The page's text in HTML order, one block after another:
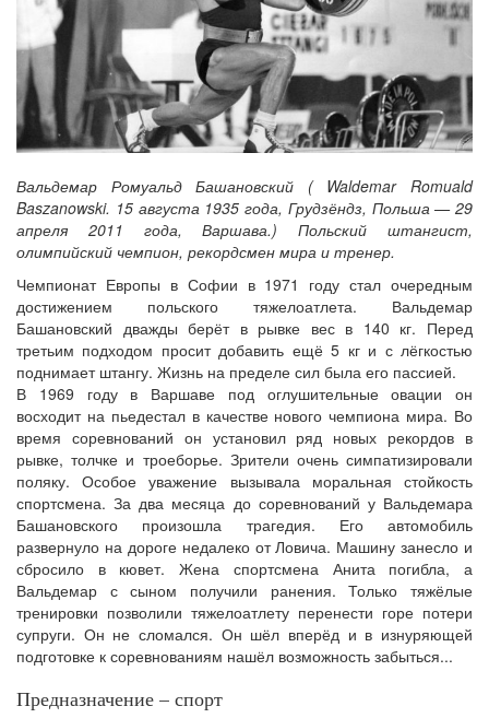
Вальдемар Ромуальд Башановский ( Waldemar Romuald
Baszanowski. 15 августа 1935 года, Грудзёндз, Польша — 29
апреля 2011 года, Варшава.) Польский штангист,
олимпийский чемпион, рекордсмен мира и тренер.
Чемпионат Европы в Софии в 1971 году стал очередным
достижением польского тяжелоатлета. Вальдемар
Башановский дважды берёт в рывке вес в 140 кг. Перед
третьим подходом просит добавить ещё 5 кг и с лёгкостью
поднимает штангу. Жизнь на пределе сил была его пассией.
В 1969 году в Варшаве под оглушительные овации он
восходит на пьедестал в качестве нового чемпиона мира. Во
время соревнований он установил ряд новых рекордов в
рывке, толчке и троеборье. Зрители очень симпатизировали
поляку. Особое уважение вызывала моральная стойкость
спортсмена. За два месяца до соревнований у Вальдемара
Башановского произошла трагедия. Его автомобиль
развернуло на дороге недалеко от Ловича. Машину занесло и
сбросило в кювет. Жена спортсмена Анита погибла, а
Вальдемар с сыном получили ранения. Только тяжёлые
тренировки позволили тяжелоатлету перенести горе потери
супруги. Он не сломался. Он шёл вперёд и в изнуряющей
подготовке к соревнованиям нашёл возможность забыться...
Предназначение – спорт